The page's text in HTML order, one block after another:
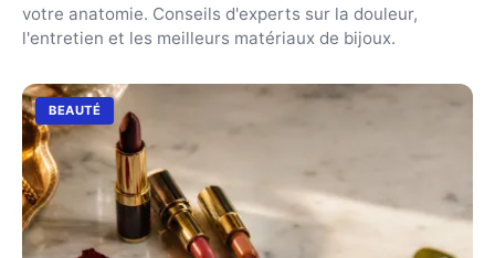
votre anatomie. Conseils d'experts sur la douleur,
l'entretien et les meilleurs matériaux de bijoux.
BEAUTÉ